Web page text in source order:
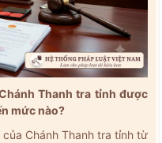
Thanh tra tỉnh được
mức nào?
Chánh Thanh tra tỉnh từ